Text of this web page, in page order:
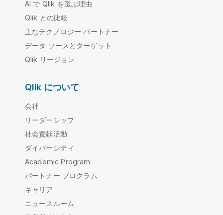
AI で Qlik を選ぶ理由
Qlik との比較
主なテクノロジー パートナー
データ ソースとターゲット
Qlik リージョン
Qlik について
会社
リーダーシップ
社会貢献活動
ダイバーシティ
Academic Program
パートナー プログラム
キャリア
ニュースルーム